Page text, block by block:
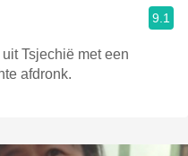
9.1
Tsjechië met een
afdronk.